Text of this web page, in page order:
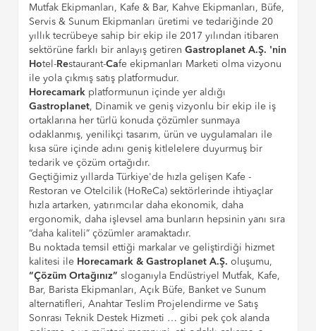
Mutfak Ekipmanları, Kafe & Bar, Kahve Ekipmanları, Büfe,
Servis & Sunum Ekipmanları üretimi ve tedariğinde 20
yıllık tecrübeye sahip bir ekip ile 2017 yılından itibaren
sektörüne farklı bir anlayış getirenGastroplanet A.Ş. 'nin
Hotel-Restaurant-Cafe ekipmanları Marketi olma vizyonu
ile yola çıkmış satış platformudur.
Horecamark platformunun içinde yer aldığı
Gastroplanet, Dinamik ve geniş vizyonlu bir ekip ile iş
ortaklarına her türlü konuda çözümler sunmaya
odaklanmış, yenilikçi tasarım, ürün ve uygulamaları ile
kısa süre içinde adını geniş kitlelelere duyurmuş bir
tedarik ve çözüm ortağıdır.
Geçtiğimiz yıllarda Türkiye'de hızla gelişen Kafe -
Restoran ve Otelcilik (HoReCa) sektörlerinde ihtiyaçlar
hızla artarken, yatırımcılar daha ekonomik, daha
ergonomik, daha işlevsel ama bunların hepsinin yanı sıra
“daha kaliteli” çözümler aramaktadır.
Bu noktada temsil ettiği markalar ve geliştirdiği hizmet
kalitesi ile Horecamark & Gastroplanet A.Ş. oluşumu,
“Çözüm Ortağınız” sloganıyla Endüstriyel Mutfak, Kafe,
Bar, Barista Ekipmanları, Açık Büfe, Banket ve Sunum
alternatifleri, Anahtar Teslim Projelendirme ve Satış
Sonrası Teknik Destek Hizmeti … gibi pek çok alanda